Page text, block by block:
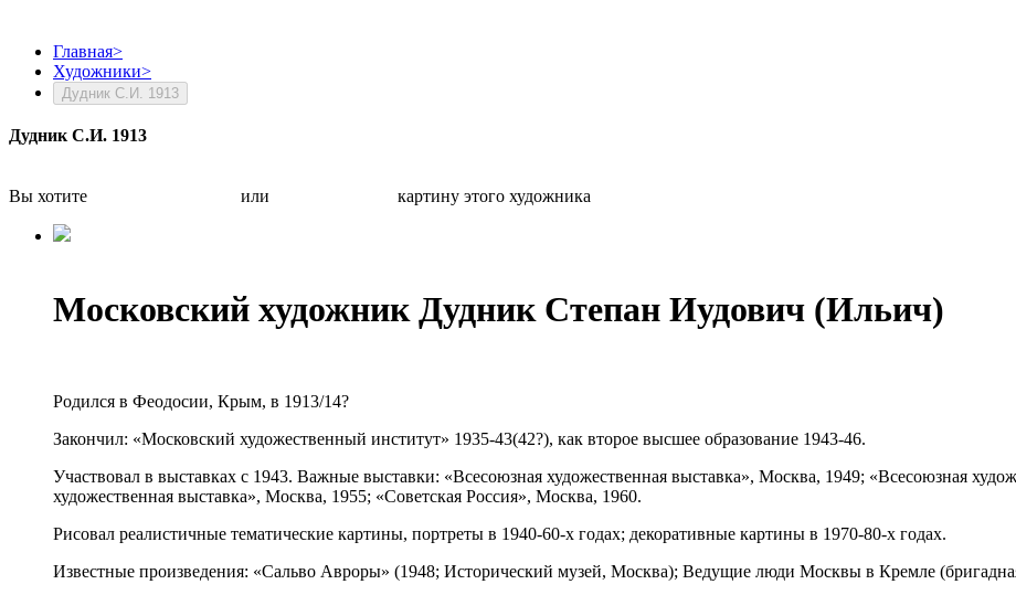
Главная>
Художники>
Дудник С.И. 1913
Дудник С.И. 1913
Вы хотите или картину этого художника
Московский художник Дудник Степан Иудович (Ильич)
Родился в Феодосии, Крым, в 1913/14?
Закончил: «Московский художественный институт» 1935-43(42?), как второе высшее образование 1943-46.
Участвовал в выставках с 1943. Важные выставки: «Всесоюзная художественная выставка», Москва, 1949; «Всесоюзная
художественная выставка», Москва, 1955; «Советская Россия», Москва, 1960.
Рисовал реалистичные тематические картины, портреты в 1940-60-х годах; декоративные картины в 1970-80-х годах.
Известные произведения: «Сальво Авроры» (1948; Исторический музей, Москва); Ведущие люди Москвы в Кремле (бригадная